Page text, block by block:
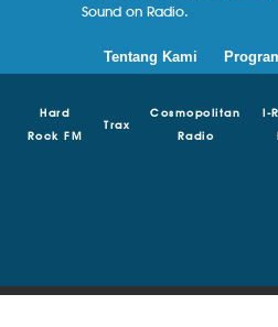
Sound on Radio.
Tentang Kami
Hard
Rock FM
Trax
Cosmopolitan
Radio
I-